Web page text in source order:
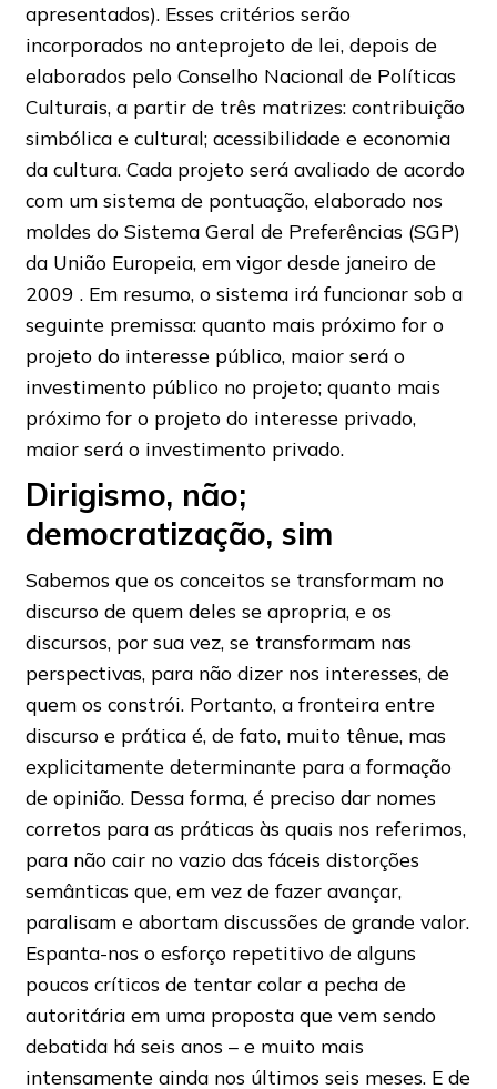
apresentados). Esses critérios serão
incorporados no anteprojeto de lei, depois de
elaborados pelo Conselho Nacional de Políticas
Culturais, a partir de três matrizes: contribuição
simbólica e cultural; acessibilidade e economia
da cultura. Cada projeto será avaliado de acordo
com um sistema de pontuação, elaborado nos
moldes do Sistema Geral de Preferências (SGP)
da União Europeia, em vigor desde janeiro de
2009 . Em resumo, o sistema irá funcionar sob a
seguinte premissa: quanto mais próximo for o
projeto do interesse público, maior será o
investimento público no projeto; quanto mais
próximo for o projeto do interesse privado,
maior será o investimento privado.
Dirigismo, não;
democratização, sim
Sabemos que os conceitos se transformam no
discurso de quem deles se apropria, e os
discursos, por sua vez, se transformam nas
perspectivas, para não dizer nos interesses, de
quem os constrói. Portanto, a fronteira entre
discurso e prática é, de fato, muito tênue, mas
explicitamente determinante para a formação
de opinião. Dessa forma, é preciso dar nomes
corretos para as práticas às quais nos referimos,
para não cair no vazio das fáceis distorções
semânticas que, em vez de fazer avançar,
paralisam e abortam discussões de grande valor.
Espanta-nos o esforço repetitivo de alguns
poucos críticos de tentar colar a pecha de
autoritária em uma proposta que vem sendo
debatida há seis anos – e muito mais
intensamente ainda nos últimos seis meses. E de